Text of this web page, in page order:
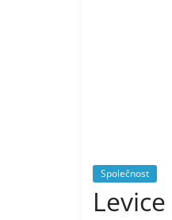
Společnost